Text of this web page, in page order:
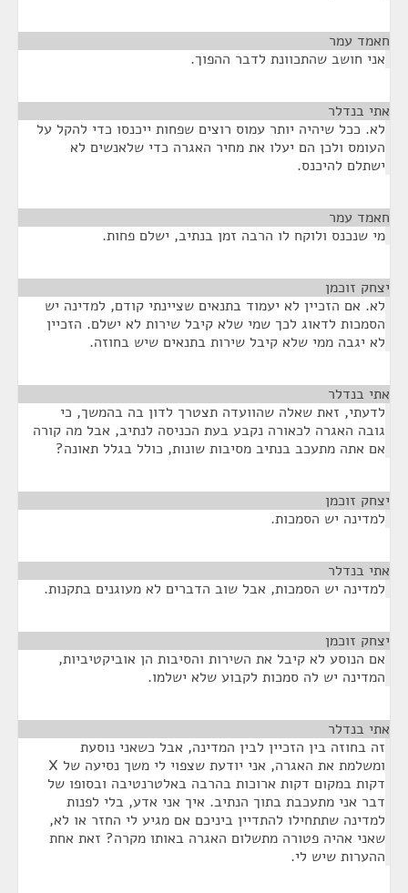
חאמד עמר
אני חושב שהתכוונת לדבר ההפוך.
אתי בנדלר
לא. ככל שיהיה יותר עמוס רוצים שפחות ייכנסו כדי להקל על
העומס ולכן הם יעלו את מחיר האגרה כדי שלאנשים לא
ישתלם להיכנס.
חאמד עמר
מי שנכנס ולוקח לו הרבה זמן בנתיב, ישלם פחות.
יצחק זוכמן
לא. אם הזכיין לא יעמוד בתנאים שציינתי קודם, למדינה יש
הסמכות לדאוג לכך שמי שלא קיבל שירות לא ישלם. הזכיין
לא יגבה ממי שלא קיבל שירות בתנאים שיש בחוזה.
אתי בנדלר
לדעתי, זאת שאלה שהוועדה תצטרך לדון בה בהמשך, כי
גובה האגרה לכאורה נקבע בעת הכניסה לנתיב, אבל מה קורה
אם אתה מתעכב בנתיב מסיבות שונות, כולל בגלל תאונה?
יצחק זוכמן
למדינה יש הסמכות.
אתי בנדלר
למדינה יש הסמכות, אבל שוב הדברים לא מעוגנים בתקנות.
יצחק זוכמן
אם הנוסע לא קיבל את השירות והסיבות הן אוביקטיביות,
המדינה יש לה סמכות לקבוע שלא ישלמו.
אתי בנדלר
זה בחוזה בין הזכיין לבין המדינה, אבל כשאני נוסעת
ומשלמת את האגרה, אני יודעת שצפוי לי משך נסיעה של X
דקות במקום דקות ארוכות בהרבה באלטרנטיבה ובסופו של
דבר אני מתעכבת בתוך הנתיב. איך אני אדע, בלי לפנות
למדינה שתתחילו להתדיין ביניכם אם מגיע לי החזר או לא,
שאני אהיה פטורה מתשלום האגרה באותו מקרה? זאת אחת
ההערות שיש לי.